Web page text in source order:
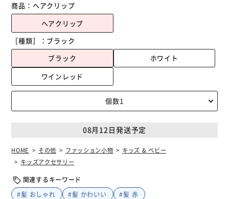
商品： ヘアクリップ
ヘアクリップ
［種類］： ブラック
ブラック
ホワイト
ワインレッド
08月12日発送予定
HOME その他 ファッション小物
キッズ & ベビー
キッズアクセサリー
関連するキーワード
#髪 おしゃれ
#髪 かわいい #髪 赤